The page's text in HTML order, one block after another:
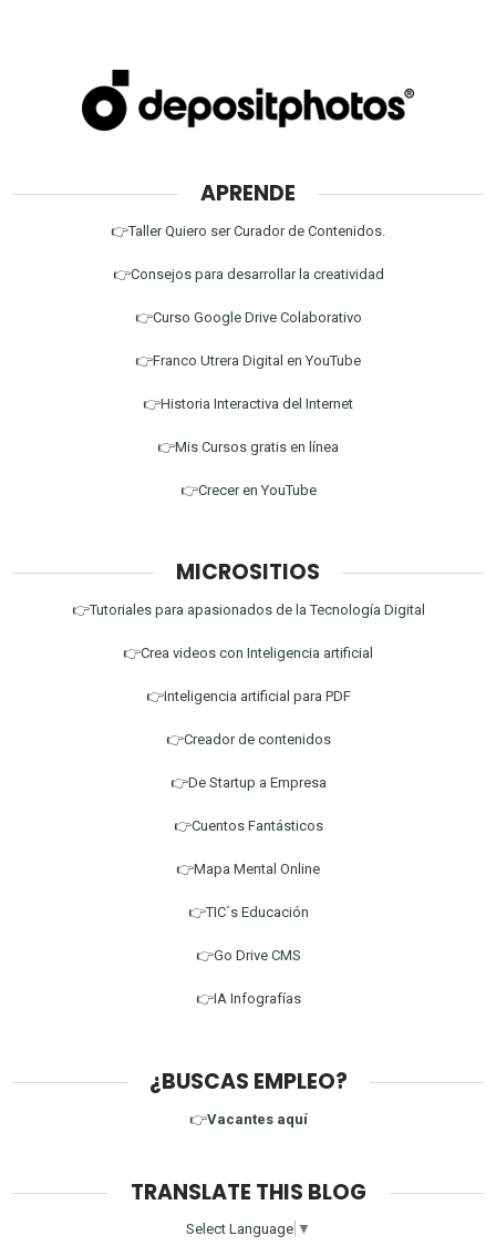
APRENDE
👉Taller Quiero ser Curador de Contenidos.
👉Consejos para desarrollar la creatividad
👉Curso Google Drive Colaborativo
👉Franco Utrera Digital en YouTube
👉Historia Interactiva del Internet
👉Mis Cursos gratis en línea
👉Crecer en YouTube
MICROSITIOS
👉Tutoriales para apasionados de la Tecnología Digital
👉Crea videos con Inteligencia artificial
👉Inteligencia artificial para PDF
👉Creador de contenidos
👉De Startup a Empresa
👉Cuentos Fantásticos
👉Mapa Mental Online
👉TIC´s Educación
👉Go Drive CMS
👉IA Infografías
¿BUSCAS EMPLEO?
👉Vacantes aquí
TRANSLATE THIS BLOG
Select Language ▼